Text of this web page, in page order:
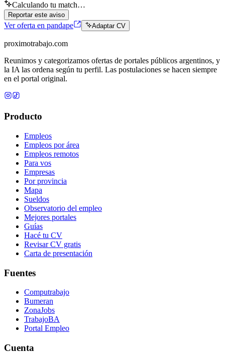
Calculando tu match…
Reportar este aviso
Ver oferta en pandape Adaptar CV
proximotrabajo.com
Reunimos y categorizamos ofertas de portales públicos argentinos, y
la IA las ordena según tu perfil. Las postulaciones se hacen siempre
en el portal original.
Producto
Empleos
Empleos por área
Empleos remotos
Para vos
Empresas
Por provincia
Mapa
Sueldos
Observatorio del empleo
Mejores portales
Guías
Hacé tu CV
Revisar CV gratis
Carta de presentación
Fuentes
Computrabajo
Bumeran
ZonaJobs
TrabajoBA
Portal Empleo
Cuenta